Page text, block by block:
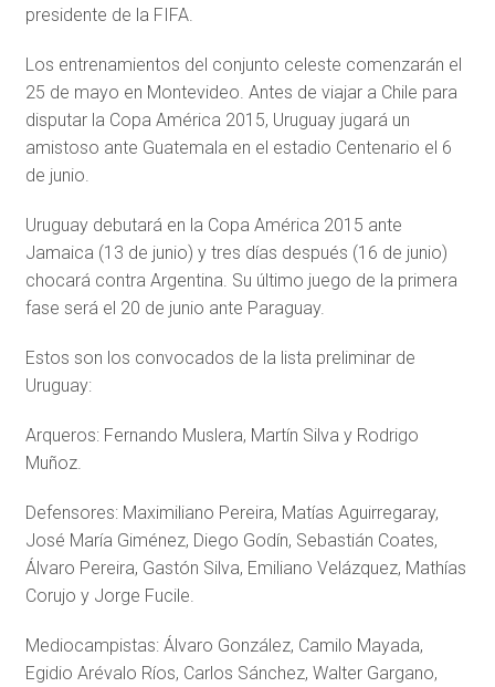
presidente de la FIFA.
Los entrenamientos del conjunto celeste comenzarán el
25 de mayo en Montevideo. Antes de viajar a Chile para
disputar la Copa América 2015, Uruguay jugará un
amistoso ante Guatemala en el estadio Centenario el 6
de junio.
Uruguay debutará en la Copa América 2015 ante
Jamaica (13 de junio) y tres días después (16 de junio)
chocará contra Argentina. Su último juego de la primera
fase será el 20 de junio ante Paraguay.
Estos son los convocados de la lista preliminar de
Uruguay:
Arqueros: Fernando Muslera, Martín Silva y Rodrigo
Muñoz.
Defensores: Maximiliano Pereira, Matías Aguirregaray,
José María Giménez, Diego Godín, Sebastián Coates,
Álvaro Pereira, Gastón Silva, Emiliano Velázquez, Mathías
Corujo y Jorge Fucile.
Mediocampistas: Álvaro González, Camilo Mayada,
Egidio Arévalo Ríos, Carlos Sánchez, Walter Gargano,